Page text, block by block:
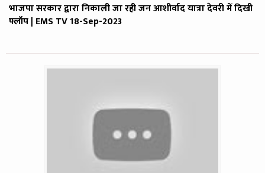
भाजपा सरकार द्वारा निकाली जा रही जन आशीर्वाद यात्रा देवरी में दिखी
फ्लॉप | EMS TV 18-Sep-2023